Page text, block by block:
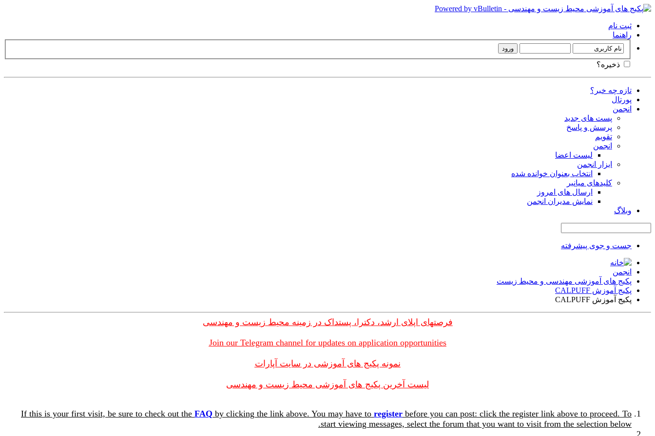
ثبت نام
راهنما
ذخیره؟
تازه چه خبر؟
پورتال
انجمن
پست های جدید
پرسش و پاسخ
تقویم
انجمن
لیست اعضا
ابزار انجمن
انتخاب بعنوان خوانده شده
کلیدهای میانبر
ارسال های امروز
نمایش مدیران انجمن
وبلاگ
جست و جوی پیشرفته
انجمن
پکیج های آموزشی مهندسی و محیط زیست
پکیج آموزش CALPUFF
پکیج آموزش CALPUFF
فرصتهای اپلای ارشد، دکترا، پستداک در زمینه محیط زیست و مهندسی
Join our Telegram channel for updates on application opportunities
نمونه پکیج های آموزشی در سایت آپارات
لیست آخرین پکیج های آموزشی محیط زیست و مهندسی
If this is your first visit, be sure to check out the FAQ by clicking the link above. You may have to register before you can post: click the register link above to proceed. To
start viewing messages, select the forum that you want to visit from the selection below.